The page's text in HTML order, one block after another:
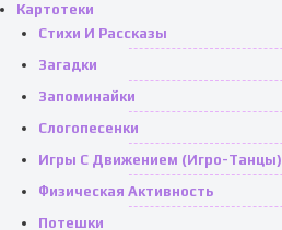
Картотеки
Стихи И Рассказы
Загадки
Запоминайки
Слогопесенки
Игры С Движением (игро-Танцы)
Физическая Активность
Потешки